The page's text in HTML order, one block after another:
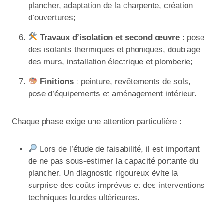
plancher, adaptation de la charpente, création
d’ouvertures;
Travaux d’isolation et second œuvre : pose
des isolants thermiques et phoniques, doublage
des murs, installation électrique et plomberie;
Finitions : peinture, revêtements de sols,
pose d’équipements et aménagement intérieur.
Chaque phase exige une attention particulière :
Lors de l’étude de faisabilité, il est important
de ne pas sous-estimer la capacité portante du
plancher. Un diagnostic rigoureux évite la
surprise des coûts imprévus et des interventions
techniques lourdes ultérieures.